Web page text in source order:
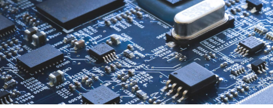
合作伙伴
精益装配介绍
车间现场展示
质量管理体系
合作客户
电子元器件主要合作品牌
连接器/继电器主要合作品牌
新闻资讯
行业动态
公司新闻
联系方式